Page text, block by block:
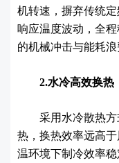
机转速，摒弃传统
响应温度波动，全
的机械冲击与能耗浪
2.水冷高效换热
采用水冷散热方
热，换热效率远高
温环境下制冷效率